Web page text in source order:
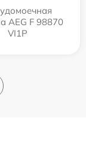
AEG F 98870
VI1P